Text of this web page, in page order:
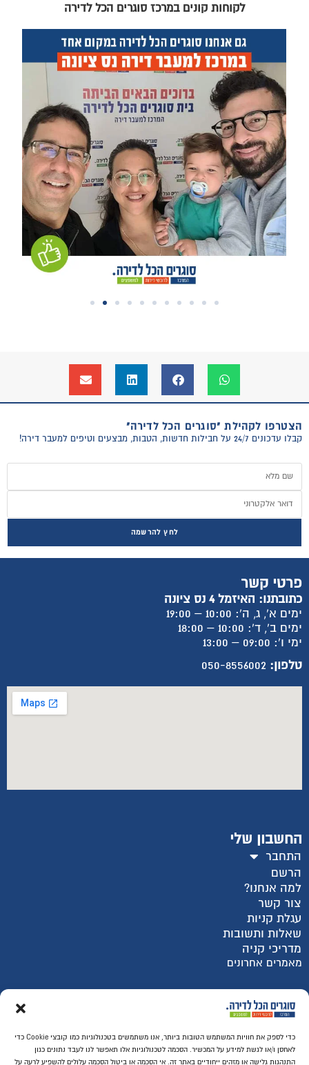
כדי לספק את חוויות המשתמש הטובות ביותר, אנו משתמשים בטכנולוגיות כמו קובצי Cookie כדי
לאחסן ו/או לגשת למידע על המכשיר. הסכמה לטכנולוגיות אלו תאפשר לנו לעבד נתונים כגון
התנהגות גלישה או מזהים ייחודיים באתר זה. אי הסכמה או ביטול הסכמה עלולים להשפיע לרעה על
לקוחות קונים במרכז סוגרים הכל לדירה
הצטרפו לקהילת "סוגרים הכל לדירה"
קבלו עדכונים 24/7 על חבילות חדשות, הטבות, מבצעים וטיפים למעבר דירה!
לחץ להרשמה
פרטי קשר
כתובתנו: האיזמל 4 נס ציונה
ימים א', ג, ה': 10:00 – 19:00
ימים ב', ד': 10:00 – 18:00
ימי ו': 09:00 – 13:00
טלפון: 050-8556002
החשבון שלי
התחבר
הרשם
למה אנחנו?
צור קשר
עגלת קניות
שאלות ותשובות
מדריכי קניה
מאמרים אחרונים
רכישה מאובטחת SSL